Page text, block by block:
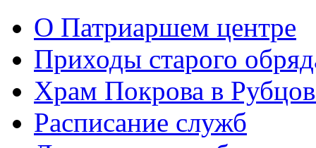
О Патриаршем центре
Приходы старого
Храм Покрова в
Расписание служб